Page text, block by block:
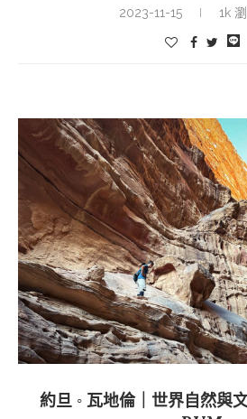
2023-11-15 1k
約旦 ◦ 瓦地倫｜世界自然與